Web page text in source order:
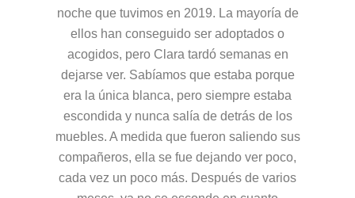
noche que tuvimos en 2019. La mayoría de
ellos han conseguido ser adoptados o
acogidos, pero Clara tardó semanas en
dejarse ver. Sabíamos que estaba porque
era la única blanca, pero siempre estaba
escondida y nunca salía de detrás de los
muebles. A medida que fueron saliendo sus
compañeros, ella se fue dejando ver poco,
cada vez un poco más. Después de varios